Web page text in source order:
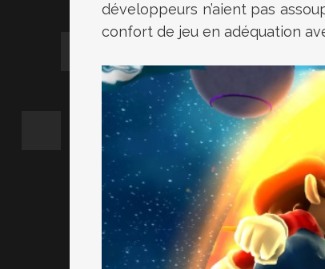
développeurs n’aient pas
confort de jeu en adéquation